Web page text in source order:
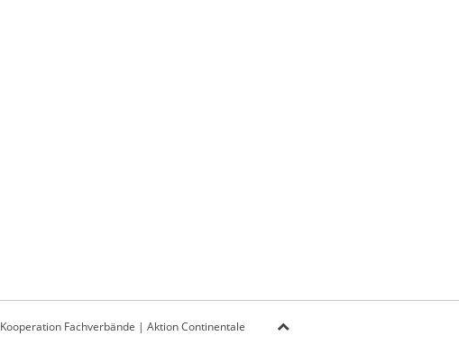
Kooperation Fachverbände | Aktion Continentale